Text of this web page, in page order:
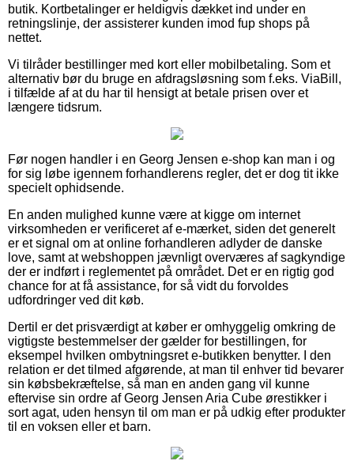
butik. Kortbetalinger er heldigvis dækket ind under en
retningslinje, der assisterer kunden imod fup shops på
nettet.
Vi tilråder bestillinger med kort eller mobilbetaling. Som et
alternativ bør du bruge en afdragsløsning som f.eks. ViaBill,
i tilfælde af at du har til hensigt at betale prisen over et
længere tidsrum.
Før nogen handler i en Georg Jensen e-shop kan man i og
for sig løbe igennem forhandlerens regler, det er dog tit ikke
specielt ophidsende.
En anden mulighed kunne være at kigge om internet
virksomheden er verificeret af e-mærket, siden det generelt
er et signal om at online forhandleren adlyder de danske
love, samt at webshoppen jævnligt overværes af sagkyndige
der er indført i reglementet på området. Det er en rigtig god
chance for at få assistance, for så vidt du forvoldes
udfordringer ved dit køb.
Dertil er det prisværdigt at køber er omhyggelig omkring de
vigtigste bestemmelser der gælder for bestillingen, for
eksempel hvilken ombytningsret e-butikken benytter. I den
relation er det tilmed afgørende, at man til enhver tid bevarer
sin købsbekræftelse, så man en anden gang vil kunne
eftervise sin ordre af Georg Jensen Aria Cube ørestikker i
sort agat, uden hensyn til om man er på udkig efter produkter
til en voksen eller et barn.